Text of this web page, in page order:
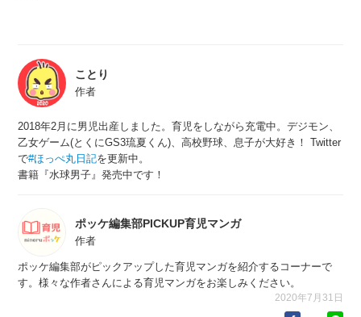
ことり
作者
2018年2月に男児出産しました。育児をしながら充電中。デジモン、
乙女ゲーム(とくにGS3琉夏くん)、高校野球、息子が大好き！ Twitter
で#ほっぺ丸日記を更新中。
書籍『水球男子』発売中です！
ポッケ編集部PICKUP育児マンガ
作者
ポッケ編集部がピックアップした育児マンガを紹介するコーナーで
す。様々な作者さんによる育児マンガをお楽しみください。
2020年7月31日